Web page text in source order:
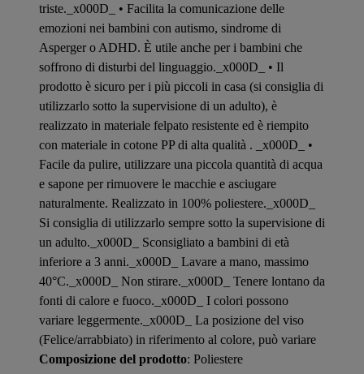
triste._x000D_ • Facilita la comunicazione delle
emozioni nei bambini con autismo, sindrome di
Asperger o ADHD. È utile anche per i bambini che
soffrono di disturbi del linguaggio._x000D_ • Il
prodotto è sicuro per i più piccoli in casa (si consiglia di
utilizzarlo sotto la supervisione di un adulto), è
realizzato in materiale felpato resistente ed è riempito
con materiale in cotone PP di alta qualità . _x000D_ •
Facile da pulire, utilizzare una piccola quantità di acqua
e sapone per rimuovere le macchie e asciugare
naturalmente. Realizzato in 100% poliestere._x000D_
Si consiglia di utilizzarlo sempre sotto la supervisione di
un adulto._x000D_ Sconsigliato a bambini di età
inferiore a 3 anni._x000D_ Lavare a mano, massimo
40°C._x000D_ Non stirare._x000D_ Tenere lontano da
fonti di calore e fuoco._x000D_ I colori possono
variare leggermente._x000D_ La posizione del viso
(Felice/arrabbiato) in riferimento al colore, può variare
Composizione del prodotto: Poliestere